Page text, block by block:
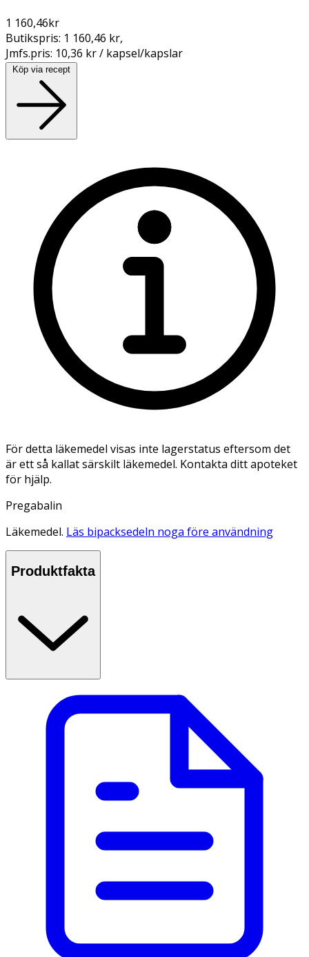
1 160,46kr
Butikspris: 1 160,46 kr,
Jmfs.pris: 10,36 kr / kapsel/kapslar
Köp via recept
För detta läkemedel visas inte lagerstatus eftersom det
är ett så kallat särskilt läkemedel. Kontakta ditt apoteket
för hjälp.
Pregabalin
Läkemedel. Läs bipacksedeln noga före användning
Produktfakta